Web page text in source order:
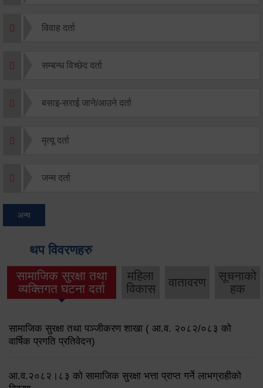
विवाह दर्ता
सम्बन्ध विच्छेद दर्ता
बसाइ-सराई जाने/आउने दर्ता
मृत्यू दर्ता
जन्म दर्ता
अन्य
थप विवरणहरु
सामाजिक सुरक्षा तथा
व्यक्तिगत घटना दर्ता
महिला
विकास
वातावरण
सूचनाको
हक
सामाजिक सुरक्षा तथा पञ्जीकरण शाखा ( आ.व. २०८२/०८३ को
वार्षिक प्रगति प्रतिवेदन)
आ.व.२०८२।८३ को सामाजिक सुरक्षा भत्ता प्राप्त गर्ने लाभग्राहीको